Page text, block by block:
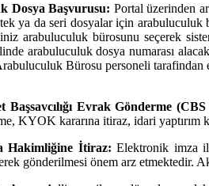
Başvurusu: Portal üzerinden
ya da seri dosyalar için arabuluculuk
arabuluculuk bürosunu seçerek
arabuluculuk dosya numarası
Bürosu personeli
Evrak Gönderme (CBS
KYOK kararına itiraz, idari yaptırım
İtiraz:Elektronik imza
gönderilmesi önem arz etmektedir.